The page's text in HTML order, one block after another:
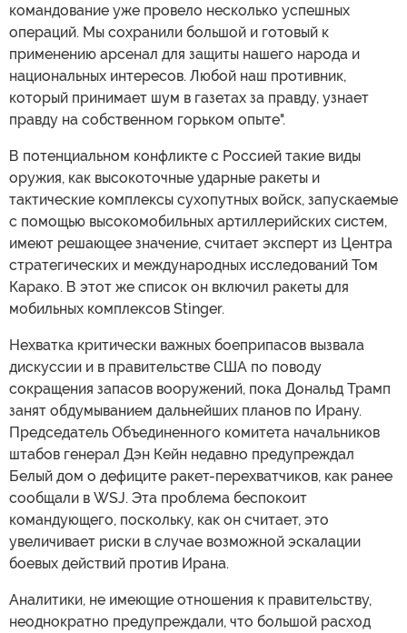
командование уже провело несколько успешных
операций. Мы сохранили большой и готовый к
применению арсенал для защиты нашего народа и
национальных интересов. Любой наш противник,
который принимает шум в газетах за правду, узнает
правду на собственном горьком опыте".
В потенциальном конфликте с Россией такие виды
оружия, как высокоточные ударные ракеты и
тактические комплексы сухопутных войск, запускаемые
с помощью высокомобильных артиллерийских систем,
имеют решающее значение, считает эксперт из Центра
стратегических и международных исследований Том
Карако. В этот же список он включил ракеты для
мобильных комплексов Stinger.
Нехватка критически важных боеприпасов вызвала
дискуссии и в правительстве США по поводу
сокращения запасов вооружений, пока Дональд Трамп
занят обдумыванием дальнейших планов по Ирану.
Председатель Объединенного комитета начальников
штабов генерал Дэн Кейн недавно предупреждал
Белый дом о дефиците ракет-перехватчиков, как ранее
сообщали в WSJ. Эта проблема беспокоит
командующего, поскольку, как он считает, это
увеличивает риски в случае возможной эскалации
боевых действий против Ирана.
Аналитики, не имеющие отношения к правительству,
неоднократно предупреждали, что большой расход